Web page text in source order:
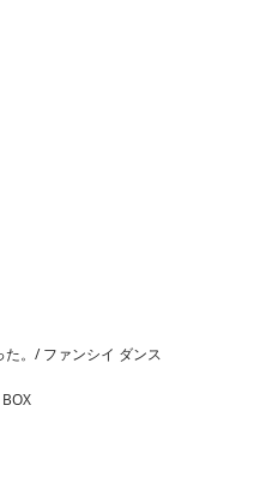
。/ ファンシイ ダンス